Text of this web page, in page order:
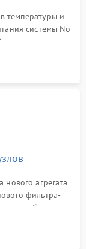
температуры и
системы No
или замена
агрегата
фильтра-
обдува,
петель.